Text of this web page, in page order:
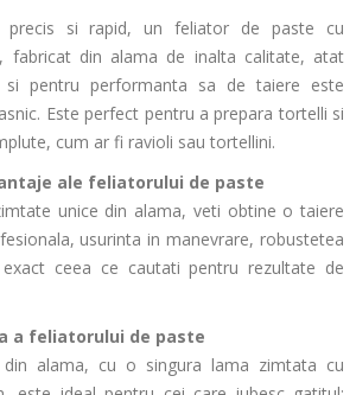
precis si rapid, un feliator de paste cu
fabricat din alama de inalta calitate, atat
pentru performanta sa de taiere este
Este perfect pentru a prepara tortelli si
cum ar fi ravioli sau tortellini.
ale feliatorului de paste
unice din alama, veti obtine o taiere
usurinta in manevrare, robustetea
ceea ce cautati pentru rezultate de
a feliatorului de paste
din alama, cu o singura lama zimtata cu